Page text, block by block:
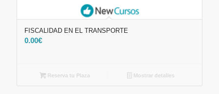
FISCALIDAD EN EL TRANSPORTE
0.00€
Reserva tu Plaza Mostrar detalles